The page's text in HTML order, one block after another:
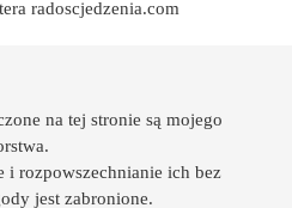
radoscjedzenia.com
na tej stronie są mojego
i rozpowszechnianie ich bez
jest zabronione.